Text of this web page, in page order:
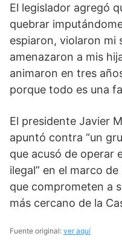
El legislador agregó
quebrar
espiaron, violaron mi
amenazaron a mis
animaron en tres
porque todo es una
El presidente Javier
apuntó contra “un
que acusó de operar
ilegal” en el marco
que comprometen a
más cercano de la
Fuente original: ver aquí